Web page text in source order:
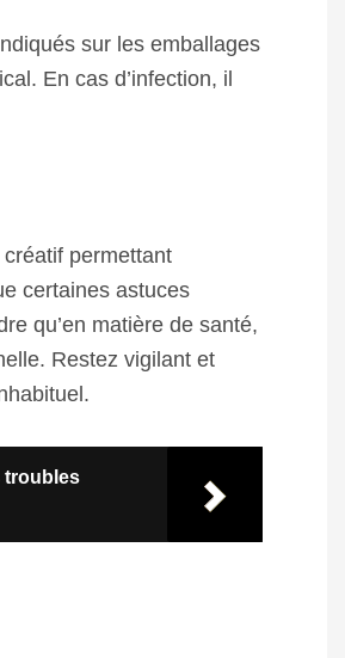
sur les emballages
En cas d’infection, il
créatif permettant
certaines astuces
qu’en matière de santé,
Restez vigilant et
troubles